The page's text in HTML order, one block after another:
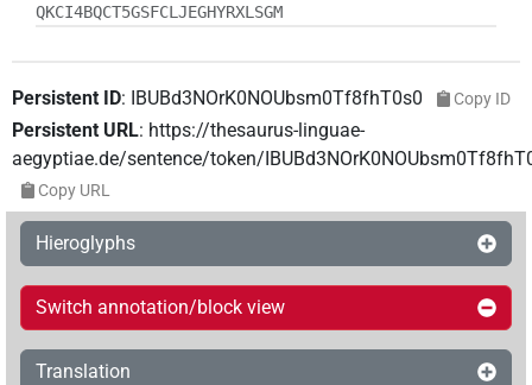
QKCI4BQCT5GSFCLJEGHYRXLSGM
Persistent ID: IBUBd3NOrK0NOUbsm0Tf8fhT0s0 Copy ID
Persistent URL: https://thesaurus-linguae-
aegyptiae.de/sentence/token/
Copy URL
Hieroglyphs
Switch annotation/block view
Translation